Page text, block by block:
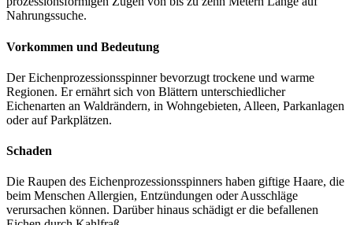
Nahrungssuche.
Vorkommen und Bedeutung
Der Eichenprozessionsspinner bevorzugt trockene und warme
Regionen. Er ernährt sich von Blättern unterschiedlicher
Eichenarten an Waldrändern, in Wohngebieten, Alleen, Parkanlagen
oder auf Parkplätzen.
Schaden
Die Raupen des Eichenprozessionsspinners haben giftige Haare, die
beim Menschen Allergien, Entzündungen oder Ausschläge
verursachen können. Darüber hinaus schädigt er die befallenen